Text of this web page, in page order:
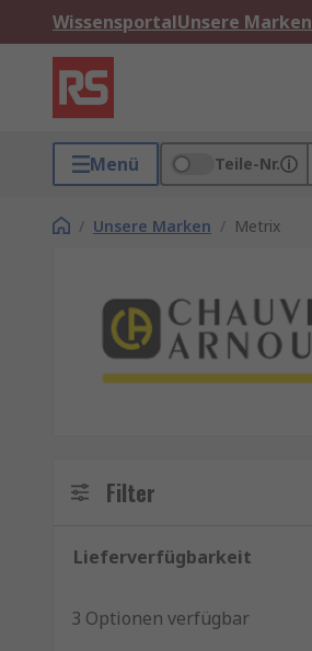
WissensportalUnsere Marken
Menü Teile-Nr.
/ Unsere Marken / Metrix
Filter
Lieferverfügbarkeit
3 Optionen verfügbar